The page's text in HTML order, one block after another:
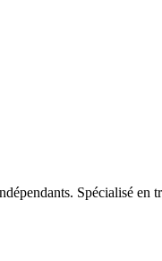
Spécialisé